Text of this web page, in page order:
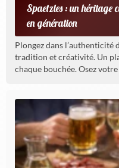
Spaetzles : un héritage
en génération
Plongez dans l’authenticité
tradition et créativité. Un
chaque bouchée. Osez